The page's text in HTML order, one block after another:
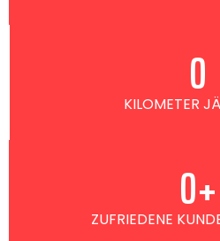
KILOMETER
0
ZUFRIEDENE 0+